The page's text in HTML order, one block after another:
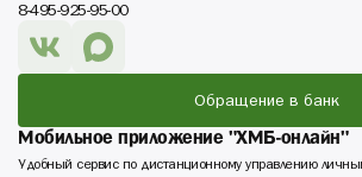
8-495-925-95-00
Обращение в банк
Мобильное приложение "ХМБ-онлайн"
Удобный сервис по дистанционному управлению